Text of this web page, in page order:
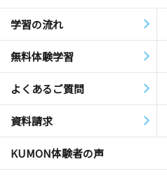
学習の流れ
無料体験学習
よくあるご質問
資料請求
KUMON体験者の声